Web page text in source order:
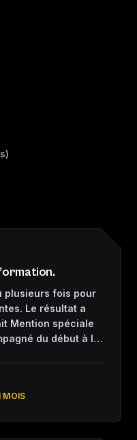
plusieurs fois pour
Le résultat a
du début à la
MOIS